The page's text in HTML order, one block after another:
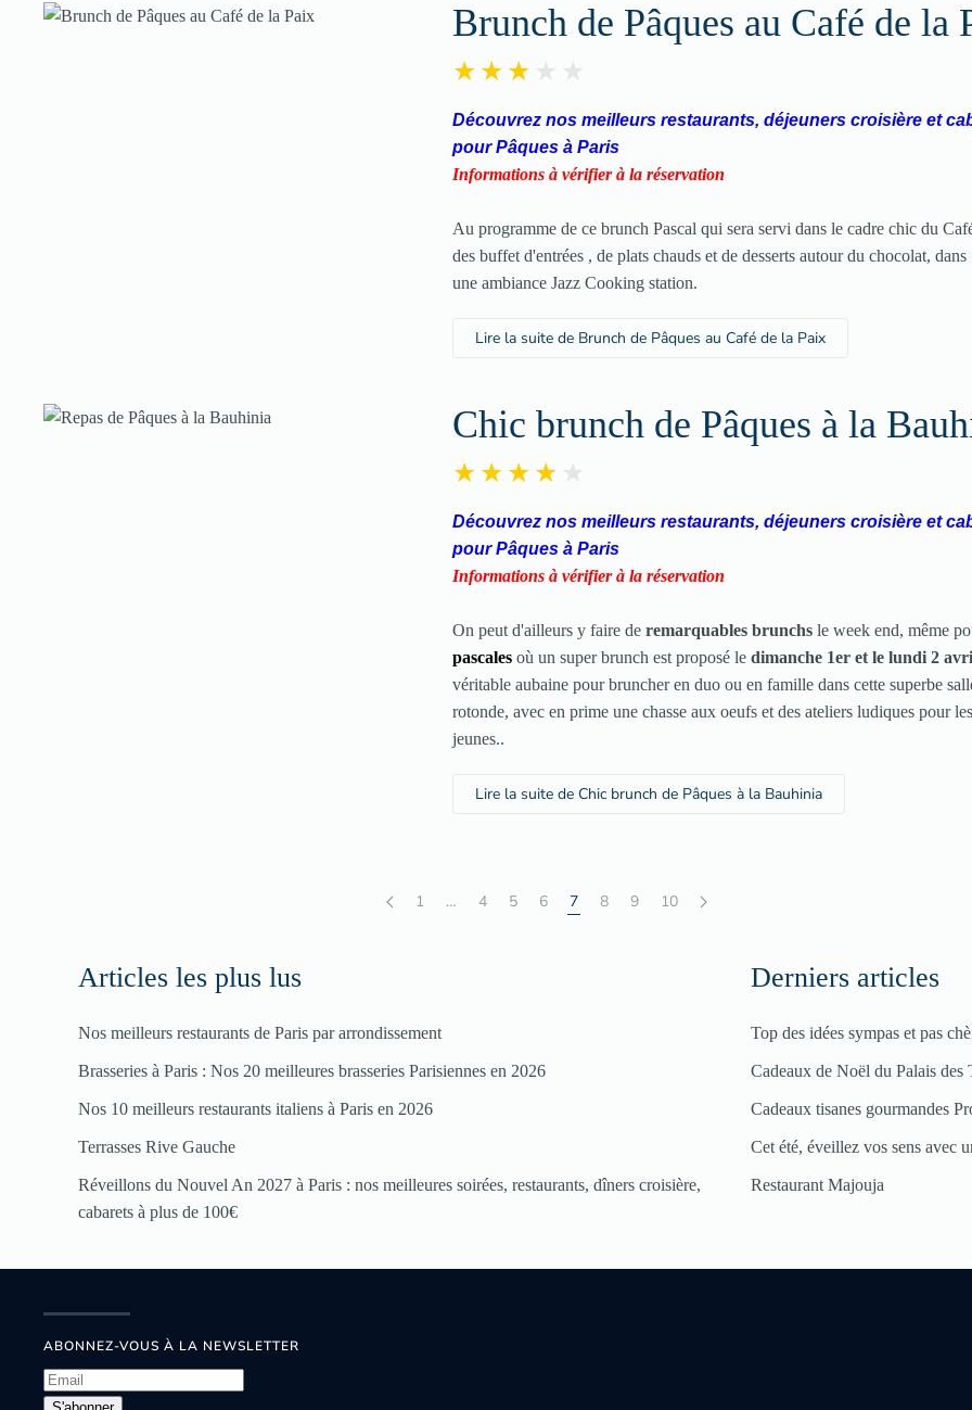
Brunch de Pâques au Café de la
Découvrez nos meilleurs restaurants, déjeuners croisière et
pour Pâques à Paris
Informations à vérifier à la réservation
Au programme de ce brunch Pascal qui sera servi dans le cadre chic du
des buffet d'entrées , de plats chauds et de desserts autour du chocolat, dans
une ambiance Jazz Cooking station.
Lire la suite de Brunch de Pâques au Café de la Paix
Chic brunch de Pâques à la
Découvrez nos meilleurs restaurants, déjeuners croisière et
pour Pâques à Paris
Informations à vérifier à la réservation
On peut d'ailleurs y faire de remarquables brunchs le week end, même
pascales où un super brunch est proposé ledimanche 1er et le lundi 2
véritable aubaine pour bruncher en duo ou en famille dans cette superbe
rotonde, avec en prime une chasse aux oeufs et des ateliers ludiques pour
jeunes..
Lire la suite de Chic brunch de Pâques à la Bauhinia
1 … 4 5 6 7 8 9 10
Articles les plus lus
Nos meilleurs restaurants de Paris par arrondissement
Brasseries à Paris : Nos 20 meilleures brasseries Parisiennes en 2026
Nos 10 meilleurs restaurants italiens à Paris en 2026
Terrasses Rive Gauche
Réveillons du Nouvel An 2027 à Paris : nos meilleures soirées, restaurants, dîners croisière,
cabarets à plus de 100€
Derniers articles
Top des idées sympas et pas
Cadeaux de Noël du Palais des
Cadeaux tisanes gourmandes
Cet été, éveillez vos sens avec
Restaurant Majouja
ABONNEZ-VOUS À LA NEWSLETTER